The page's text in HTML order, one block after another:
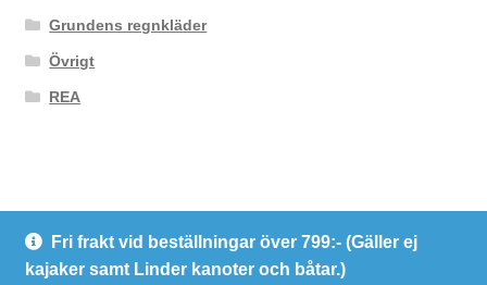
Fri frakt vid beställningar över 799:- (Gäller ej
kajaker samt Linder kanoter och båtar.)
Grundens regnkläder
Övrigt
REA
© Kanotcentrum Göteborg AB
Integritetspolicy